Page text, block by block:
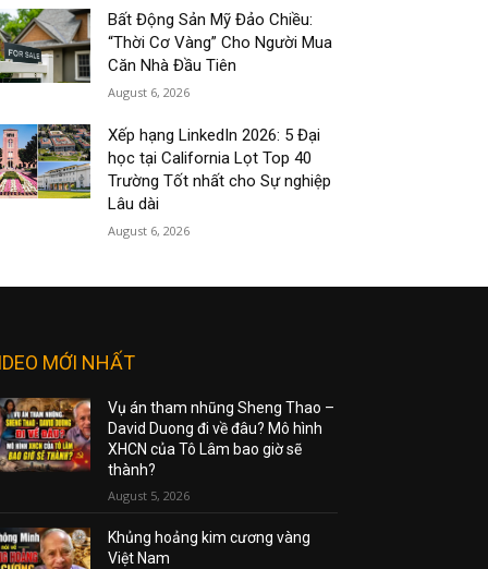
Bất Động Sản Mỹ Đảo Chiều:
“Thời Cơ Vàng” Cho Người Mua
Căn Nhà Đầu Tiên
August 6, 2026
Xếp hạng LinkedIn 2026: 5 Đại
học tại California Lọt Top 40
Trường Tốt nhất cho Sự nghiệp
Lâu dài
August 6, 2026
MỚI NHẤT
Vụ án tham nhũng Sheng Thao –
David Duong đi về đâu? Mô hình
XHCN của Tô Lâm bao giờ sẽ
thành?
August 5, 2026
Khủng hoảng kim cương vàng
Việt Nam